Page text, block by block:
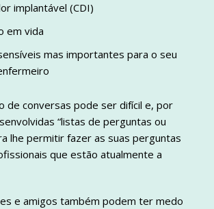
implantável (CDI)
em vida
mas importantes para o seu
de conversas pode ser difícil e, por
“listas de perguntas ou
lhe permitir fazer as suas perguntas
que estão atualmente a
e amigos também podem ter medo